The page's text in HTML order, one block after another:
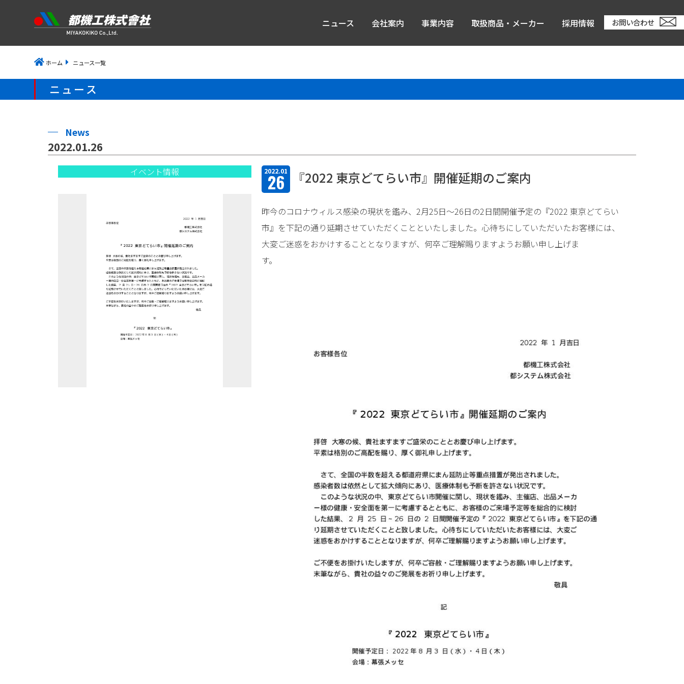
ニュース 会社案内 事業内容 取扱商品・メーカー 採用情報 お問い合わせ
ホーム ニュース一覧
ニュース
News
2022.01.26
イベント情報 2022.01
26 『2022 東京どてらい市』開催延期のご案内
昨今のコロナウィルス感染の現状を鑑み、2月25日～26日の2日間開催予定の『2022 東京どてらい
市』を下記の通り延期させていただくことといたしました。心待ちにしていただいたお客様には、
大変ご迷惑をおかけすることとなりますが、何卒ご理解賜りますようお願い申し上げま
す。